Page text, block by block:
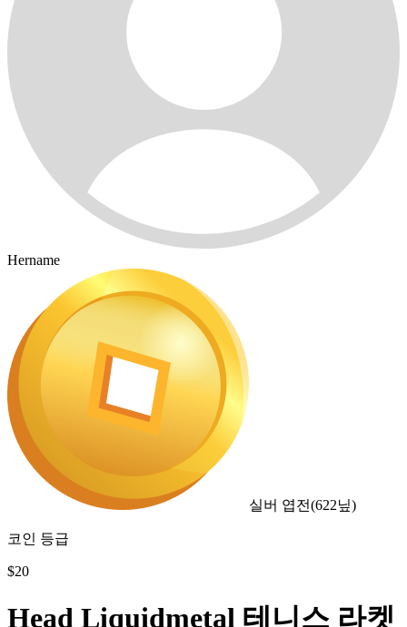
Hername
실버 엽전(622닢)
코인 등급
$20
Head Liquidmetal 테니스 라켓